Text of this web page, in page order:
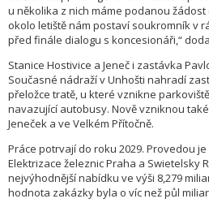
u několika z nich máme podanou
okolo letiště nám postaví soukromník v
před finále dialogu s koncesionáři,“
Stanice Hostivice a Jeneč i zastávka
Současné nádraží v Unhošti nahradí
přeložce tratě, u které vznikne
navazující autobusy. Nově vzniknou
Jeneček a ve Velkém Přítočně.
Práce potrvají do roku 2029. Provedou je
Elektrizace železnic Praha a Swietelsky
nejvýhodnější nabídku ve výši 8,279
hodnota zakázky byla o víc než půl